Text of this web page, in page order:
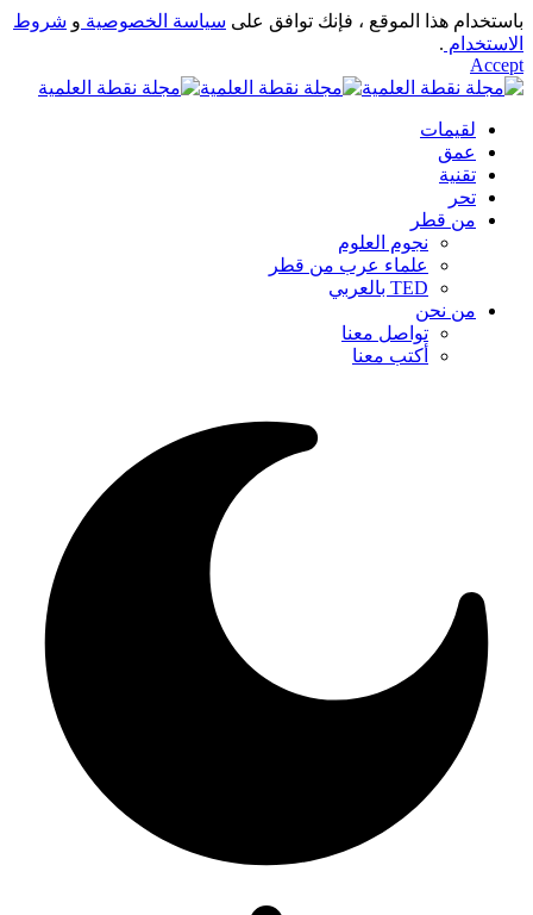
باستخدام هذا الموقع ، فإنك توافق على سياسة الخصوصية و شروط
الاستخدام .
Accept
لقيمات
عمق
تقنية
تحر
من قطر
نجوم العلوم
علماء عرب من قطر
TED بالعربي
من نحن
تواصل معنا
أكتب معنا